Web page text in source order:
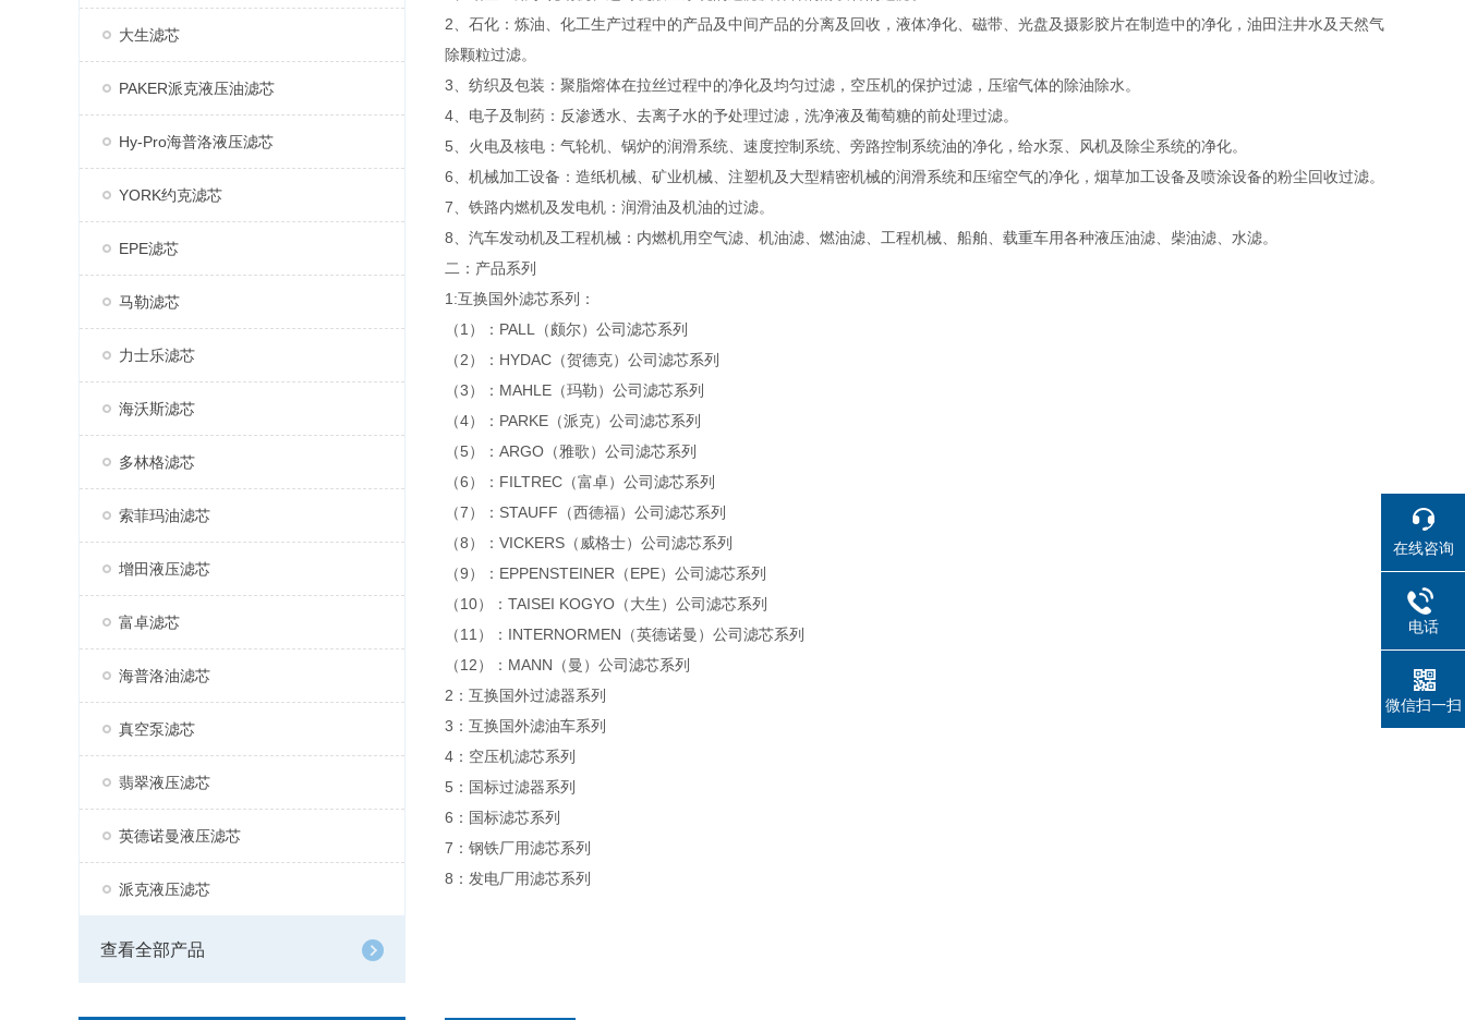
大生滤芯
PAKER派克液压油滤芯
Hy-Pro海普洛液压滤芯
YORK约克滤芯
EPE滤芯
马勒滤芯
力士乐滤芯
海沃斯滤芯
多林格滤芯
索菲玛油滤芯
增田液压滤芯
富卓滤芯
海普洛油滤芯
真空泵滤芯
翡翠液压滤芯
英德诺曼液压滤芯
派克液压滤芯
查看全部产品
2、石化：炼油、化工生产过程中的产品及中间产品的分离及回收，液体净化、磁带、光盘及摄影胶片在制造中的净化，油田注井水及天然气
除颗粒过滤。
3、纺织及包装：聚脂熔体在拉丝过程中的净化及均匀过滤，空压机的保护过滤，压缩气体的除油除水。
4、电子及制药：反渗透水、去离子水的予处理过滤，洗净液及葡萄糖的前处理过滤。
5、火电及核电：气轮机、锅炉的润滑系统、速度控制系统、旁路控制系统油的净化，给水泵、风机及除尘系统的净化。
6、机械加工设备：造纸机械、矿业机械、注塑机及大型精密机械的润滑系统和压缩空气的净化，烟草加工设备及喷涂设备的粉尘回收过滤。
7、铁路内燃机及发电机：润滑油及机油的过滤。
8、汽车发动机及工程机械：内燃机用空气滤、机油滤、燃油滤、工程机械、船舶、载重车用各种液压油滤、柴油滤、水滤。
二：产品系列
1:互换国外滤芯系列：
（1）：PALL（颇尔）公司滤芯系列
（2）：HYDAC（贺德克）公司滤芯系列
（3）：MAHLE（玛勒）公司滤芯系列
（4）：PARKE（派克）公司滤芯系列
（5）：ARGO（雅歌）公司滤芯系列
（6）：FILTREC（富卓）公司滤芯系列
（7）：STAUFF（西德福）公司滤芯系列
（8）：VICKERS（威格士）公司滤芯系列
（9）：EPPENSTEINER（EPE）公司滤芯系列
（10）：TAISEI KOGYO（大生）公司滤芯系列
（11）：INTERNORMEN（英德诺曼）公司滤芯系列
（12）：MANN（曼）公司滤芯系列
2：互换国外过滤器系列
3：互换国外滤油车系列
4：空压机滤芯系列
5：国标过滤器系列
6：国标滤芯系列
7：钢铁厂用滤芯系列
8：发电厂用滤芯系列
在线咨询
电话
微信扫一扫